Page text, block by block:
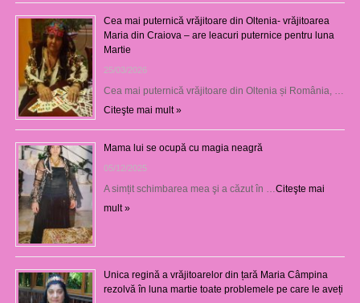
Cea mai puternică vrăjitoare din Oltenia- vrăjitoarea
Maria din Craiova – are leacuri puternice pentru luna
Martie
25/03/2026
Cea mai puternică vrăjitoare din Oltenia și România, …
Citeşte mai mult »
Mama lui se ocupă cu magia neagră
05/12/2025
A simțit schimbarea mea şi a căzut în … Citeşte mai
mult »
Unica regină a vrăjitoarelor din țară Maria Câmpina
rezolvă în luna martie toate problemele pe care le aveți